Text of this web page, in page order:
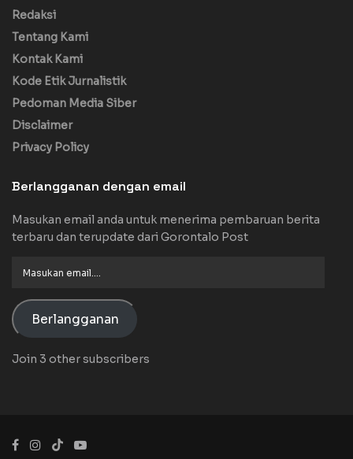
Redaksi
Tentang Kami
Kontak Kami
Kode Etik Jurnalistik
Pedoman Media Siber
Disclaimer
Privacy Policy
Berlangganan dengan email
Masukan email anda untuk menerima pembaruan berita
terbaru dan terupdate dari Gorontalo Post
Berlangganan
Join 3 other subscribers